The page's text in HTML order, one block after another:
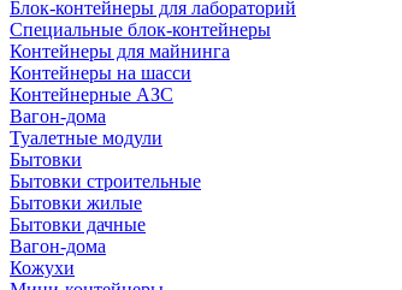
Блок-контейнеры для лабораторий
Специальные блок-контейнеры
Контейнеры для майнинга
Контейнеры на шасси
Контейнерные АЗС
Вагон-дома
Туалетные модули
Бытовки
Бытовки строительные
Бытовки жилые
Бытовки дачные
Вагон-дома
Кожухи